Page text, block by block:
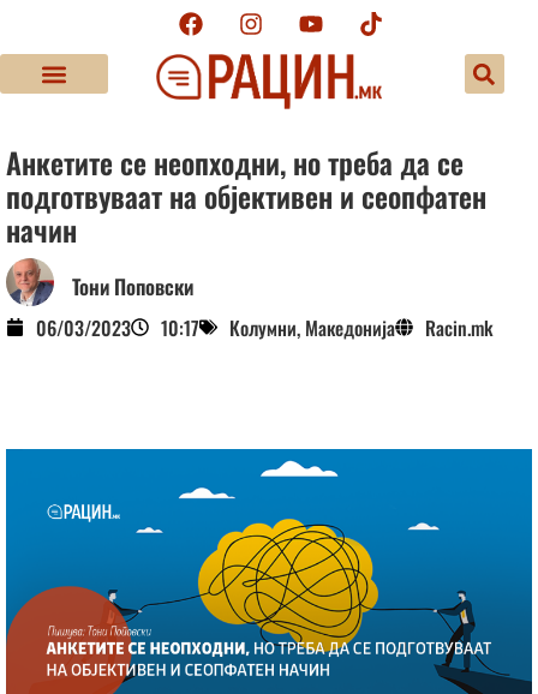
Анкетите се неопходни, но треба да се
подготвуваат на објективен и сеопфатен
начин
Тони Поповски
06/03/2023 10:17 Колумни, Македонија Racin.mk